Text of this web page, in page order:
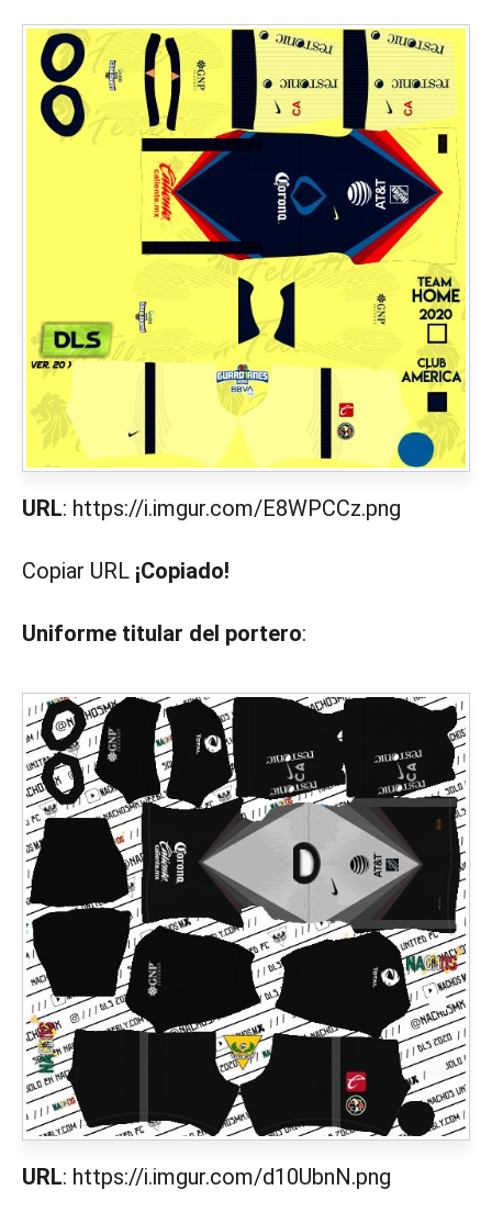
URL: https://i.imgur.com/E8WPCCz.png
Copiar URL ¡Copiado!
Uniforme titular del portero:
URL: https://i.imgur.com/d10UbnN.png